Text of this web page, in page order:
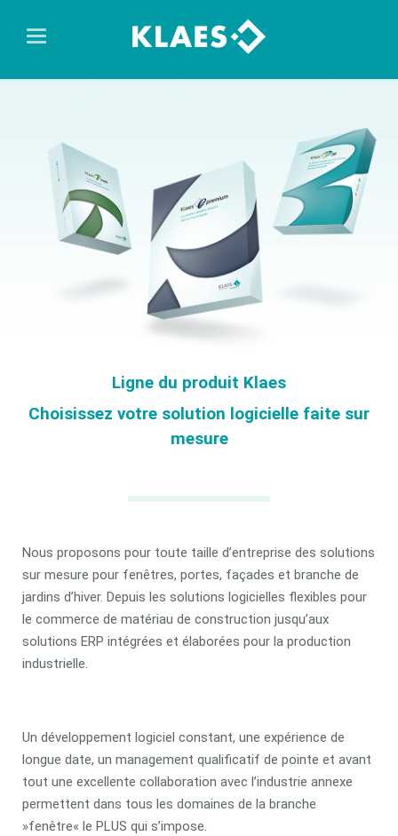
Ligne du produit Klaes
Choisissez votre solution logicielle faite sur
mesure
Nous proposons pour toute taille d’entreprise des solutions
sur mesure pour fenêtres, portes, façades et branche de
jardins d’hiver. Depuis les solutions logicielles flexibles pour
le commerce de matériau de construction jusqu’aux
solutions ERP intégrées et élaborées pour la production
industrielle.
Un développement logiciel constant, une expérience de
longue date, un management qualificatif de pointe et avant
tout une excellente collaboration avec l’industrie annexe
permettent dans tous les domaines de la branche
»fenêtre« le PLUS qui s’impose.